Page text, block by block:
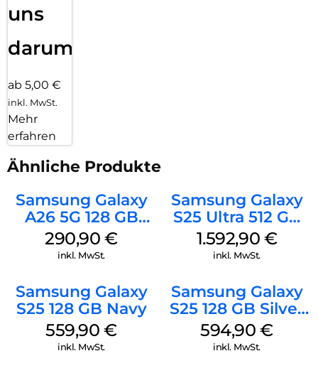
uns
darum!
ab 5,00 €
inkl. MwSt.
Mehr
erfahren
Ähnliche Produkte
Samsung Galaxy
A26 5G 128 GB
Mint
290,90€
inkl. MwSt.
Samsung Galaxy
S25 Ultra 512 GB
Titanium
Silverblue
1.592,90 €
inkl. MwSt.
Samsung Galaxy
S25 128 GB Navy
559,90€
inkl. MwSt.
Samsung Galaxy
S25 128 GB Silver
Shadow
594,90€
inkl. MwSt.